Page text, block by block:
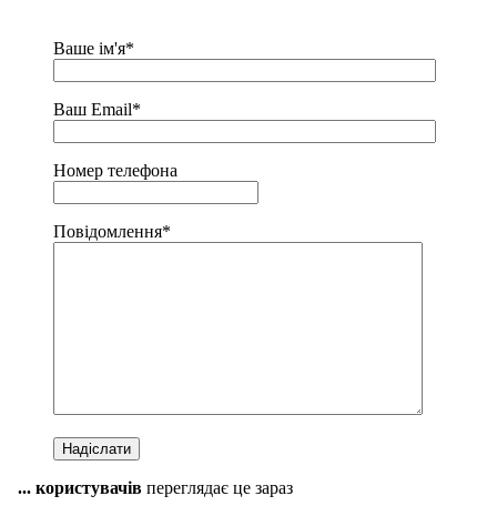
Ваше ім'я*
Ваш Email*
Номер телефона
Повідомлення*
... користувачів переглядає це зараз